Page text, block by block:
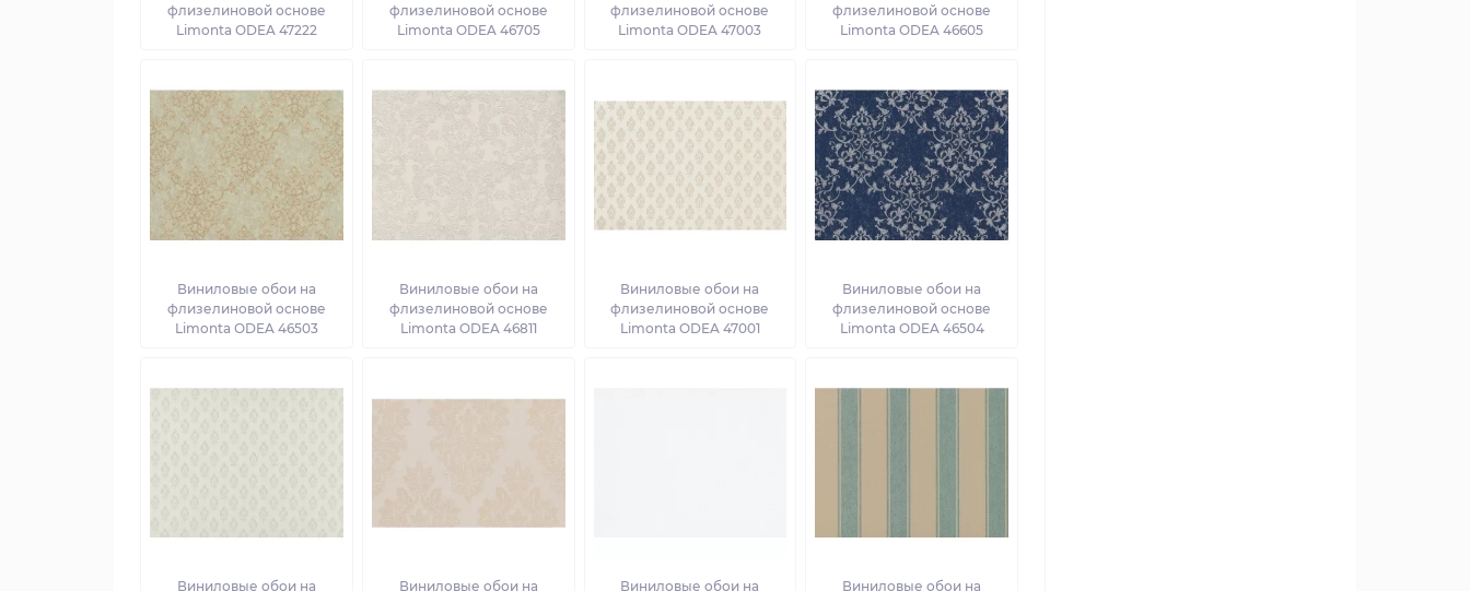
флизелиновой основе
Limonta ODEA 47222
флизелиновой основе
Limonta ODEA 46705
флизелиновой основе
Limonta ODEA 47003
флизелиновой основе
Limonta ODEA 46605
Виниловые обои на
флизелиновой основе
Limonta ODEA 46503
Виниловые обои на
флизелиновой основе
Limonta ODEA 46811
Виниловые обои на
флизелиновой основе
Limonta ODEA 47001
Виниловые обои на
флизелиновой основе
Limonta ODEA 46504
Виниловые обои на
Виниловые обои на
Виниловые обои на
Виниловые обои на